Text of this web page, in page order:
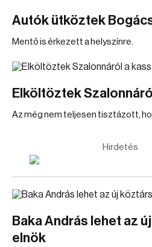
Autók ütköztek
Mentő is érkezett a helyszínre.
Elköltöztek
Az még nem teljesen tisztázott,
Hirdetés
Baka András lehet az
elnök